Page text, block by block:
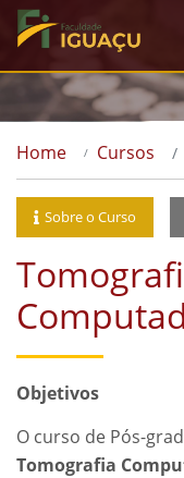
Home Cursos
Sobre o Curso
Objetivos
O curso de Pós-
Tomografia